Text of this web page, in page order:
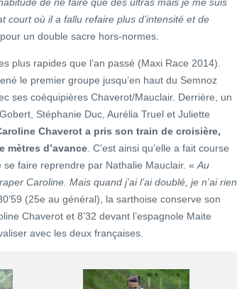
court où il a fallu refaire plus d’intensité et de
un double sacre hors-normes.
plus rapides que l’an passé (Maxi Race 2014).
le premier groupe jusqu’en haut du Semnoz
ses coéquipières Chaverot/Mauclair. Derrière, un
Stéphanie Duc, Aurélia Truel et Juliette
Chaverot a pris son train de croisière,
mètres d’avance . C’est ainsi qu’elle a fait course
faire reprendre par Nathalie Mauclair. « Au
Caroline. Mais quand j’ai l’ai doublé, je n’ai rien
(25e au général), la sarthoise conserve son
Chaverot et 8’32 devant l’espagnole Maite
avec les deux françaises.